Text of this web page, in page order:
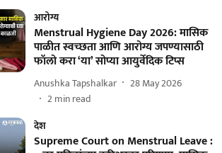
आरोग्य
Menstrual Hygiene Day 2026: मासिक
पाळीत स्वच्छता आणि आरोग्य जपण्यासाठी
फॉलो करा ‘या’ सोप्या आयुर्वेदिक टिप्स
Anushka Tapshalkar
28 May 2026
2min read
देश
Supreme Court on Menstrual Leave :